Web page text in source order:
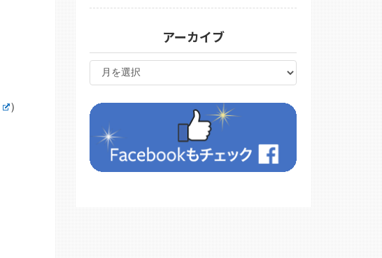
）
アーカイブ